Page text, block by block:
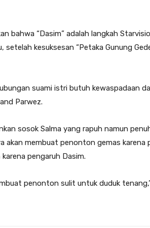
bahwa “Dasim” adalah langkah
kesuksesan “Petaka Gunung
suami istri butuh kewaspadaan
Parwez.
sosok Salma yang rapuh namun
akan membuat penonton gemas karena
pengaruh Dasim.
penonton sulit untuk duduk